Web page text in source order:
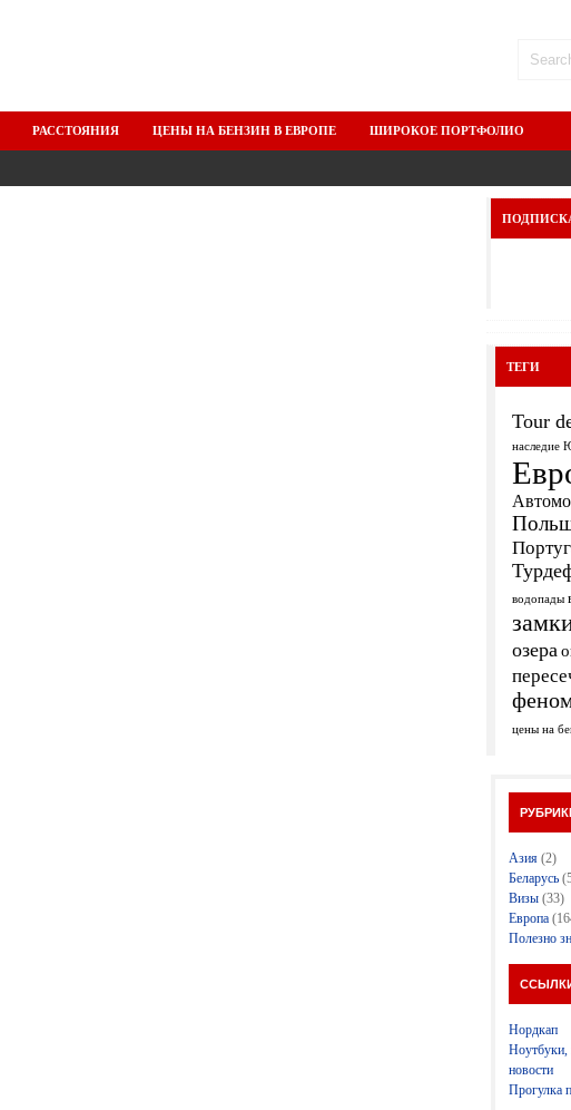
РАССТОЯНИЯ ЦЕНЫ НА БЕНЗИН В ЕВРОПЕ ШИРОКОЕ ПОРТФОЛИО
ТЕГИ
Tour
наследие
водопады
озера
цены на
Азия (2)
Беларусь
Визы (33)
Европа
Полезно
Нордкап
Ноутбуки,
новости
Прогулка